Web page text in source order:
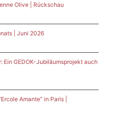
Olive | Rückschau
| Juni 2026
Ein GEDOK-Jubiläumsprojekt auch
Amante” in Paris |